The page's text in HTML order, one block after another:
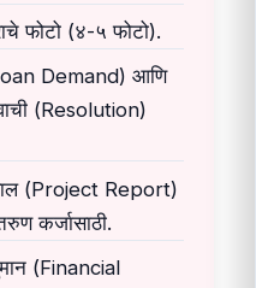
फोटो (४-५ फोटो).
Demand) आणि
(Resolution)
(Project Report)
कर्जासाठी.
(Financial